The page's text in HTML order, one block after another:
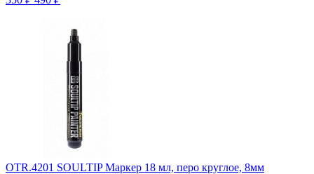
OTR.4201 SOULTIP Маркер 18 мл, перо круглое, 8мм